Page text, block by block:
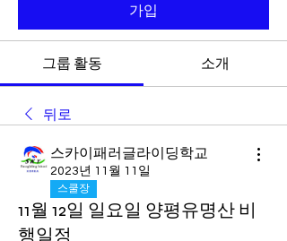
가입
그룹 활동 소개
뒤로
스카이패러글라이딩학교
2023년 11월 11일
스쿨장
11월 12일 일요일 양평유명산 비
행일정